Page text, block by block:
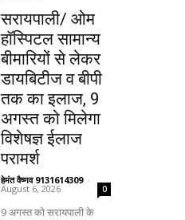
सरायपाली/ ओम
हॉस्पिटल सामान्य
बीमारियों से लेकर
डायबिटीज व बीपी
तक का इलाज, 9
अगस्त को मिलेगा
विशेषज्ञ ईलाज
परामर्श
हेमंत वैष्णव 9131614309 -
August 6, 2026 0
9 अगस्त को सरायपाली के